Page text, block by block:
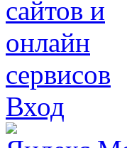
Вход